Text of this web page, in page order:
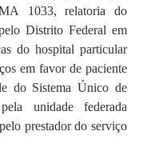
1033, relatoria do
Distrito Federal em
do hospital particular
em favor de paciente
do Sistema Único de
unidade federada
prestador do serviço